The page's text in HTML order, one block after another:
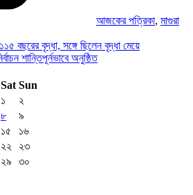
আজকের পত্রিকা, মাগুরা
বছরের বৃদ্ধা, সঙ্গে ছিলেন বৃদ্ধা মেয়ে
শান্তিপূর্নভাবে অনুষ্ঠিত
Sat Sun
১
২
৮
৯
১৫
১৬
২২
২৩
২৯
৩০